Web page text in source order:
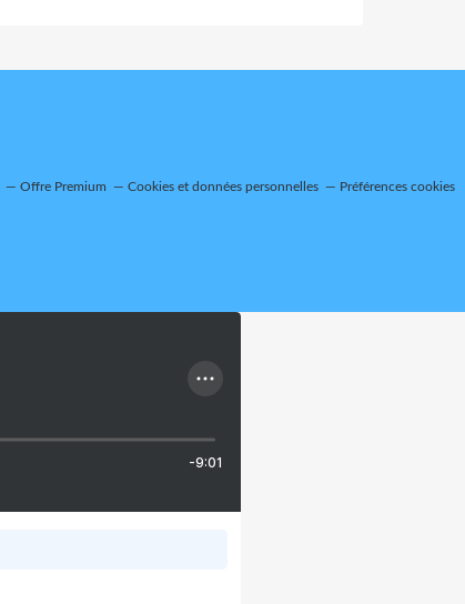
Offre Premium Cookies et données personnelles Préférences cookies
-9:01